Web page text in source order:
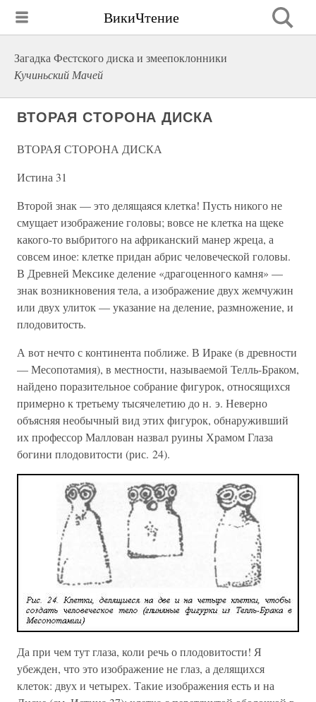
ВикиЧтение
Загадка Фестского диска и змеепоклонники
Кучиньский Мачей
ВТОРАЯ СТОРОНА ДИСКА
ВТОРАЯ СТОРОНА ДИСКА
Истина 31
Второй знак — это делящаяся клетка! Пусть никого не
смущает изображение головы; вовсе не клетка на щеке
какого-то выбритого на африканский манер жреца, а
совсем иное: клетке придан абрис человеческой головы.
В Древней Мексике деление «драгоценного камня» —
знак возникновения тела, а изображение двух жемчужин
или двух улиток — указание на деление, размножение, и
плодовитость.
А вот нечто с континента поближе. В Ираке (в древности
— Месопотамия), в местности, называемой Телль-Браком,
найдено поразительное собрание фигурок, относящихся
примерно к третьему тысячелетию до н. э. Неверно
объясняя необычный вид этих фигурок, обнаруживший
их профессор Маллован назвал руины Храмом Глаза
богини плодовитости (рис. 24).
Да при чем тут глаза, коли речь о плодовитости! Я
убежден, что это изображение не глаз, а делящихся
клеток: двух и четырех. Такие изображения есть и на